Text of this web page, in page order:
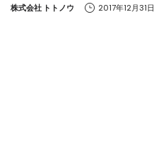
by
株式会社 トトノウ 2017年12月31日